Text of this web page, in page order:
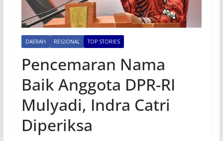
DAERAH REGIONAL TOP STORIES
Pencemaran Nama
Baik Anggota DPR-RI
Mulyadi, Indra Catri
Diperiksa